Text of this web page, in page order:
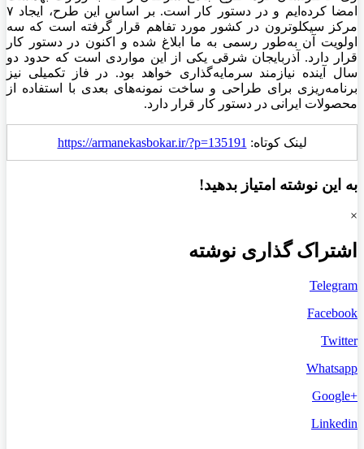
امضا کرده‌ایم و در دستور کار است. بر اساس این طرح، ایجاد ۷
مرکز سیکلوترون در کشور مورد تفاهم قرار گرفته است که سه
اولویت آن به‌طور رسمی به ما ابلاغ شده و اکنون در دستور کار
قرار دارد. آذربایجان شرقی یکی از این مواردی است که حدود دو
سال آینده نیازمند سرمایه‌گذاری خواهد بود. در فاز تکمیلی نیز
برنامه‌ریزی برای طراحی و ساخت نمونه‌های بعدی با استفاده از
محصولات ایرانی در دستور کار قرار دارد.
لینک کوتاه: https://armanekasbokar.ir/?p=135191
به این نوشته امتیاز بدهید!
×
اشتراک گذاری نوشته
Telegram
Facebook
Twitter
Whatsapp
+Google
Linkedin